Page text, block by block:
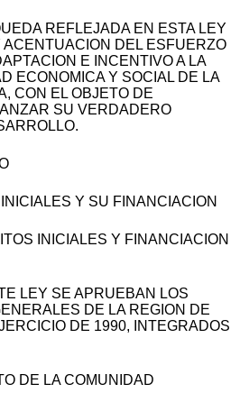
REFLEJADA EN ESTA LEY
ACENTUACION DEL ESFUERZO
E INCENTIVO A LA
ECONOMICA Y SOCIAL DE LA
CON EL OBJETO DE
SU VERDADERO
Y SU FINANCIACION
INICIALES Y FINANCIACION
LEY SE APRUEBAN LOS
DE LA REGION DE
DE 1990, INTEGRADOS
DE LA COMUNIDAD